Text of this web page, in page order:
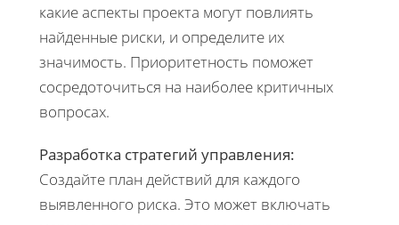
какие аспекты проекта могут повлиять
найденные риски, и определите их
значимость. Приоритетность поможет
сосредоточиться на наиболее критичных
вопросах.
Разработка стратегий управления:
Создайте план действий для каждого
выявленного риска. Это может включать